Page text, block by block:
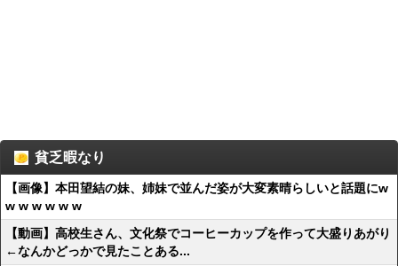
貧乏暇なり
【画像】本田望結の妹、姉妹で並んだ姿が大変素晴らしいと話題にw
w w w w w w
【動画】高校生さん、文化祭でコーヒーカップを作って大盛りあがり
←なんかどっかで見たことある...